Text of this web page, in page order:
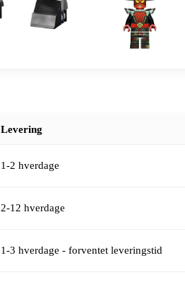
Levering
1-2 hverdage
2-12 hverdage
1-3 hverdage - forventet leveringstid